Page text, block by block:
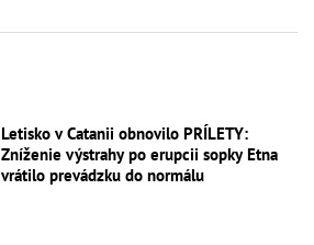
Letisko v Catanii obnovilo PRÍLETY:
Zníženie výstrahy po erupcii sopky Etna
vrátilo prevádzku do normálu